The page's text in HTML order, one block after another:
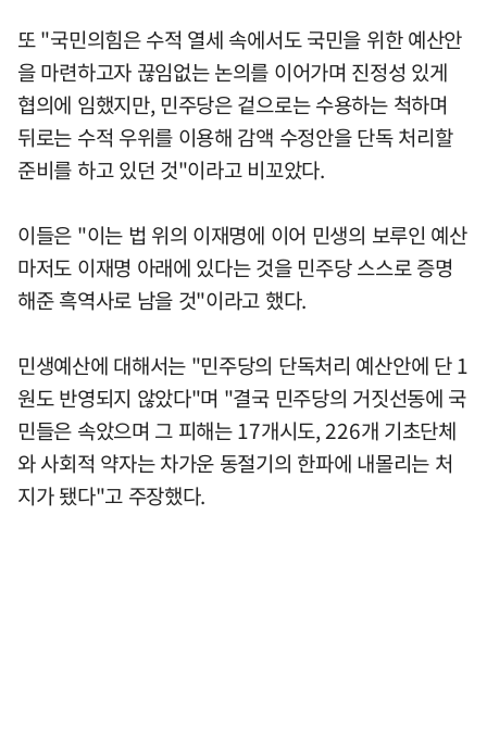
또 "국민의힘은 수적 열세 속에서도 국민을 위한 예산안
을 마련하고자 끊임없는 논의를 이어가며 진정성 있게
협의에 임했지만, 민주당은 겉으로는 수용하는 척하며
뒤로는 수적 우위를 이용해 감액 수정안을 단독 처리할
준비를 하고 있던 것"이라고 비꼬았다.
이들은 "이는 법 위의 이재명에 이어 민생의 보루인 예산
마저도 이재명 아래에 있다는 것을 민주당 스스로 증명
해준 흑역사로 남을 것"이라고 했다.
민생예산에 대해서는 "민주당의 단독처리 예산안에 단 1
원도 반영되지 않았다"며 "결국 민주당의 거짓선동에 국
민들은 속았으며 그 피해는 17개시도, 226개 기초단체
와 사회적 약자는 차가운 동절기의 한파에 내몰리는 처
지가 됐다"고 주장했다.